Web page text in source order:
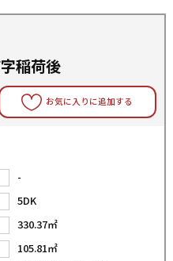
稲荷後
お気に入りに追加する
-
5DK
330.37㎡
105.81㎡